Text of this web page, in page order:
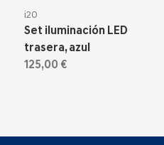
i20
Set iluminación LED
trasera, azul
125,00 €